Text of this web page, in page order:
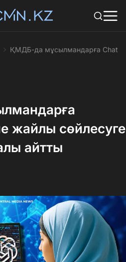
ҚМДБ-да мұсылмандарға
жайлы сөйлесуге
айтты